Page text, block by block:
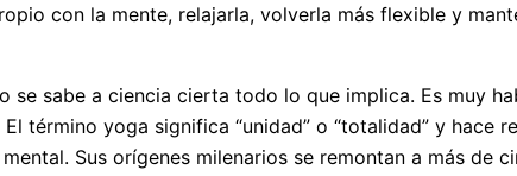
con la mente, relajarla, volverla más flexible y
sabe a ciencia cierta todo lo que implica. Es muy
término yoga significa “unidad” o “totalidad” y hace
Sus orígenes milenarios se remontan a más de